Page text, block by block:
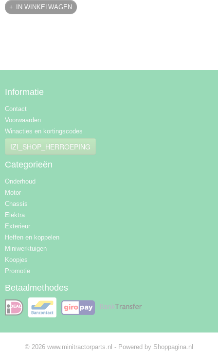
IN WINKELWAGEN
Informatie
Contact
Voorwaarden
Winacties en kortingscodes
IZI_SHOP_HERROEPING
Categorieën
Onderhoud
Motor
Chassis
Elektra
Exterieur
Heffen en koppelen
Miniwerktuigen
Koopjes
Promotie
Betaalmethodes
© 2026 www.minitractorparts.nl - Powered by Shoppagina.nl